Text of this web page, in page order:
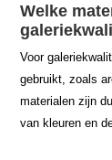
Welke
Voor
gebruikt, zoals
materialen zijn
van kleuren en